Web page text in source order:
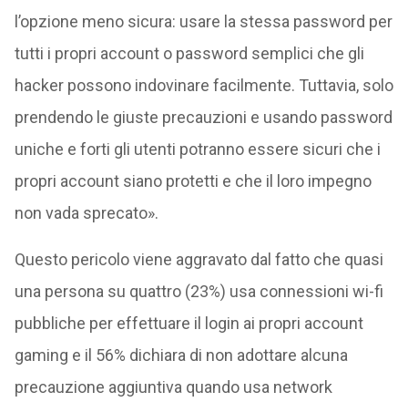
l’opzione meno sicura: usare la stessa password per
tutti i propri account o password semplici che gli
hacker possono indovinare facilmente. Tuttavia, solo
prendendo le giuste precauzioni e usando password
uniche e forti gli utenti potranno essere sicuri che i
propri account siano protetti e che il loro impegno
non vada sprecato».
Questo pericolo viene aggravato dal fatto che quasi
una persona su quattro (23%) usa connessioni wi-fi
pubbliche per effettuare il login ai propri account
gaming e il 56% dichiara di non adottare alcuna
precauzione aggiuntiva quando usa network